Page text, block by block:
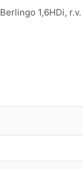
1,6HDi,